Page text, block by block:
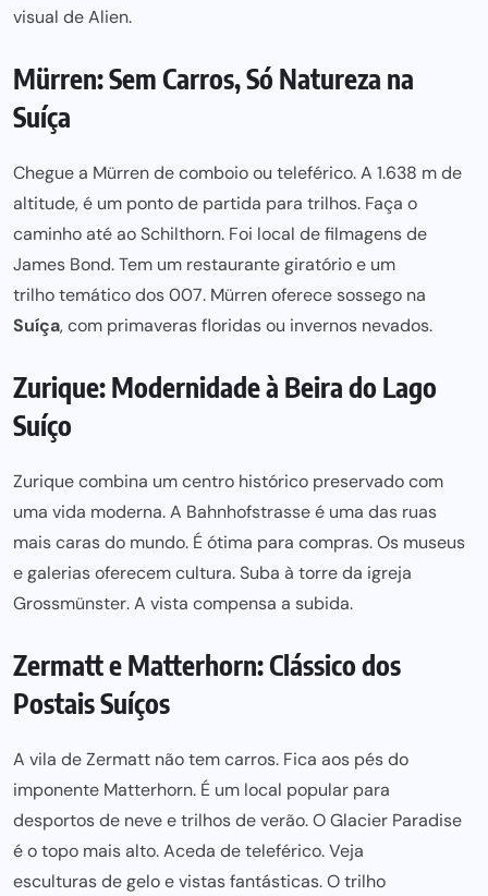
visual deAlien.
Mürren: Sem Carros, Só Natureza na
Suíça
Chegue a Mürren decomboioou teleférico. A 1.638 m de
altitude, é um ponto de partida para trilhos. Faça o
caminho até aoSchilthorn. Foi local de filmagens de
James Bond. Tem um restaurante giratórioe um
trilho temático dos 007. Mürren oferecesossego na
Suíça, com primaveras floridasou invernos nevados.
Zurique: Modernidade à Beira do Lago
Suíço
Zuriquecombina um centro histórico preservado com
uma vida moderna. A Bahnhofstrasseé uma das ruas
mais caras do mundo. É ótima para compras. Os museus
egaleriasoferecem cultura. Suba à torre da igreja
Grossmünster. A vista compensa a subida.
Zermatt e Matterhorn: Clássico dos
Postais Suíços
A vila deZermatt não tem carros. Fica aos pés do
imponente Matterhorn. É um local popular para
desportos de neveetrilhos de verão. OGlacier Paradise
é o topo mais alto. Aceda deteleférico. Veja
esculturas de geloe vistas fantásticas. O trilho